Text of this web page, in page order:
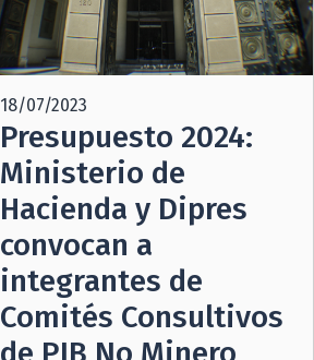
18/07/2023
Presupuesto 2024:
Ministerio de
Hacienda y Dipres
convocan a
integrantes de
Comités Consultivos